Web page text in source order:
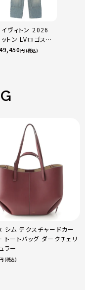
イヴィトン 2026
トン LVロゴステ
カーペンター デ
円 (税込)
シム テクスチャードカー
トートバッグ ダークチェリ
ラー
(税込)